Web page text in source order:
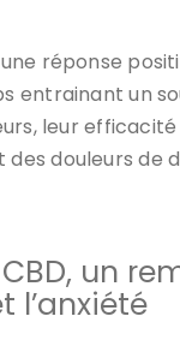
réponse
entrainant un
leur
douleurs de
CBD, un
l’anxiété